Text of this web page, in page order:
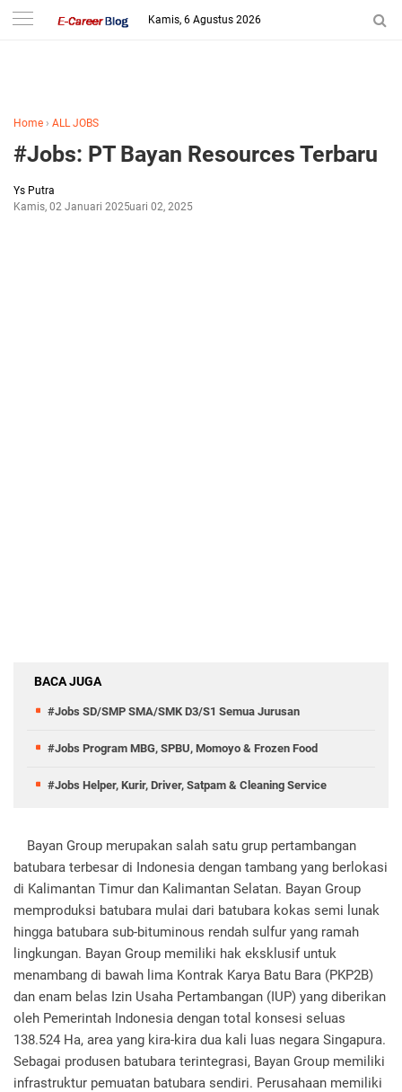
-->
Kamis, 6 Agustus 2026
Home › ALL JOBS
#Jobs: PT Bayan Resources Terbaru
Ys Putra
Kamis, 02 Januari 2025Januari 02, 2025
BACA JUGA
#Jobs SD/SMP SMA/SMK D3/S1 Semua Jurusan
#Jobs Program MBG, SPBU, Momoyo & Frozen Food
#Jobs Helper, Kurir, Driver, Satpam & Cleaning Service
Bayan Group merupakan salah satu grup pertambangan
batubara terbesar di Indonesia dengan tambang yang berlokasi
di Kalimantan Timur dan Kalimantan Selatan. Bayan Group
memproduksi batubara mulai dari batubara kokas semi lunak
hingga batubara sub-bituminous rendah sulfur yang ramah
lingkungan. Bayan Group memiliki hak eksklusif untuk
menambang di bawah lima Kontrak Karya Batu Bara (PKP2B)
dan enam belas Izin Usaha Pertambangan (IUP) yang diberikan
oleh Pemerintah Indonesia dengan total konsesi seluas
138.524 Ha, area yang kira-kira dua kali luas negara Singapura.
Sebagai produsen batubara terintegrasi, Bayan Group memiliki
infrastruktur pemuatan batubara sendiri. Perusahaan memiliki